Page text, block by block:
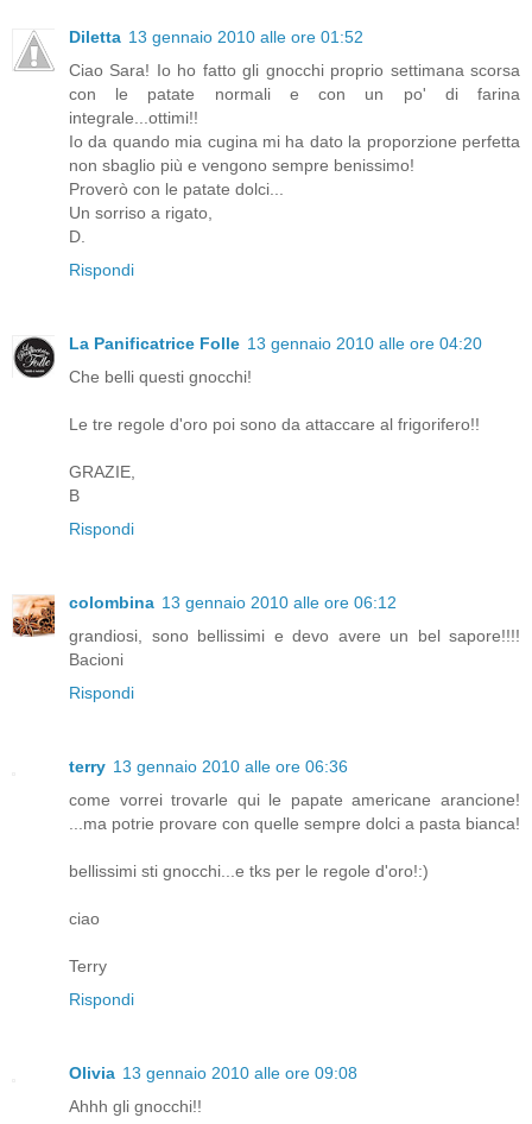
Diletta 13 gennaio 2010 alle ore 01:52
Ciao Sara! Io ho fatto gli gnocchi proprio settimana scorsa
con le patate normali e con un po' di farina
integrale...ottimi!!
Io da quando mia cugina mi ha dato la proporzione perfetta
non sbaglio più e vengono sempre benissimo!
Proverò con le patate dolci...
Un sorriso a rigato,
D.
Rispondi
La Panificatrice Folle 13 gennaio 2010 alle ore 04:20
Che belli questi gnocchi!
Le tre regole d'oro poi sono da attaccare al frigorifero!!
GRAZIE,
B
Rispondi
colombina 13 gennaio 2010 alle ore 06:12
grandiosi, sono bellissimi e devo avere un bel sapore!!!!
Bacioni
Rispondi
terry 13 gennaio 2010 alle ore 06:36
come vorrei trovarle qui le papate americane arancione!
...ma potrie provare con quelle sempre dolci a pasta bianca!
bellissimi sti gnocchi...e tks per le regole d'oro!:)
ciao
Terry
Rispondi
Olivia 13 gennaio 2010 alle ore 09:08
Ahhh gli gnocchi!!